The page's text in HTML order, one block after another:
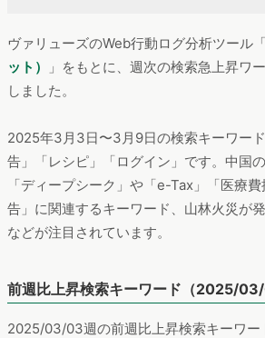
ヴァリューズのWeb行動ログ分析ツール「
ット）
」をもとに、週次の検索急上昇ワ
しました。
2025年3月3日〜3月9日の検索キーワー
告」「レシピ」「ログイン」です。中国
「ディープシーク」や「e-Tax」「医療
告」に関連するキーワード、山林火災が
などが注目されています。
前週比上昇検索キーワード（2025/03/
2025/03/03週の前週比上昇検索キーワー